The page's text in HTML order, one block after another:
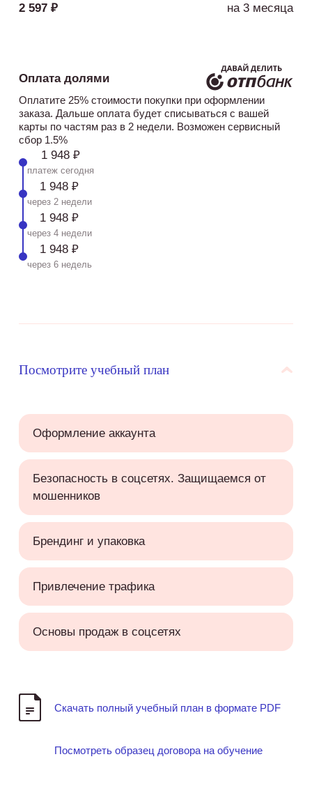
2 597 ₽ на 3 месяца
Оплата долями
Оплатите 25% стоимости покупки при оформлении
заказа. Дальше оплата будет списываться с вашей
карты по частям раз в 2 недели. Возможен сервисный
сбор 1.5%
1 948 ₽
платеж сегодня
1 948 ₽
через 2 недели
1 948 ₽
через 4 недели
1 948 ₽
через 6 недель
Посмотрите учебный план
Оформление аккаунта
Безопасность в соцсетях. Защищаемся от
мошенников
Брендинг и упаковка
Привлечение трафика
Основы продаж в соцсетях
Скачать полный учебный план в формате PDF
Посмотреть образец договора на обучение